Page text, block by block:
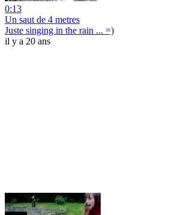
0:13
Un saut de 4 metres
Juste singing in the rain ... =)
il y a 20 ans